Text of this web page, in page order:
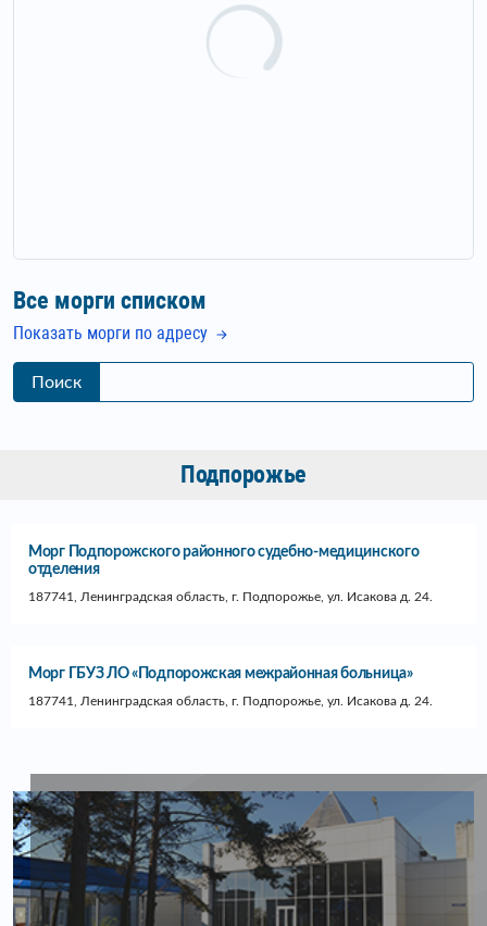
Все морги списком
Показать морги по адресу
Поиск
Подпорожье
Морг Подпорожского районного судебно-медицинского
отделения
187741, Ленинградская область, г. Подпорожье, ул. Исакова д. 24.
Морг ГБУЗ ЛО «Подпорожская межрайонная больница»
187741, Ленинградская область, г. Подпорожье, ул. Исакова д. 24.